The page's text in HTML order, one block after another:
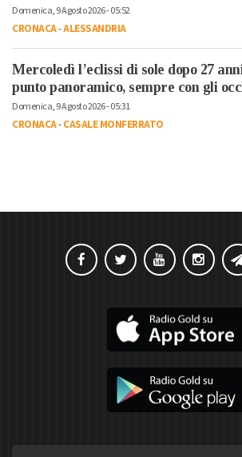
Domenica, 9 Agosto 2026 - 05:52
CRONACA-ALESSANDRIA
Mercoledì l’eclissi di sole dopo 27
punto panoramico, sempre con gli
Domenica, 9 Agosto 2026 - 05:31
CRONACA-CASALE MONFERRATO